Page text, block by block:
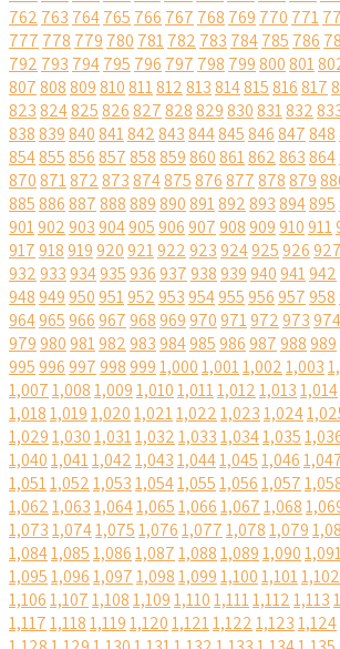
762 763 764765 766 767 768 769 770 771
777 778 779 780 781782 783 784785 786
792 793 794795 796 797 798 799800801
807808809810811812813814815816817
823824825826827828829830831832
838839840841842843844845846847848
854855856857858859860861862863864
870871872873874875876877878879
885886887888889890891892893894895
901902903904905906907908909910911
917918919920921922923924925926927
932933934935936937938939940941942
948949950951952953954955956957958
964965966967968969970971972973974
979980981982983984985986987988989
9959969979989991,0001,0011,0021,003
1,0071,0081,0091,0101,0111,0121,0131,014
1,0181,0191,0201,0211,0221,0231,024
1,0291,0301,0311,0321,0331,0341,035
1,0401,0411,0421,0431,0441,0451,046
1,0511,0521,0531,0541,0551,0561,057
1,0621,0631,0641,0651,0661,0671,068
1,0731,0741,0751,0761,0771,0781,079
1,0841,0851,0861,0871,0881,0891,090
1,0951,0961,0971,0981,0991,1001,1011,102
1,1061,1071,1081,1091,1101,1111,1121,113
1,1171,1181,1191,1201,1211,1221,1231,124